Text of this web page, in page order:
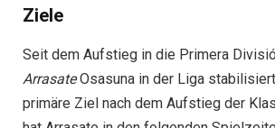
Ziele
Seit dem Aufstieg in die Primera
ArrasateOsasuna in der Liga
primäre Ziel nach dem Aufstieg der